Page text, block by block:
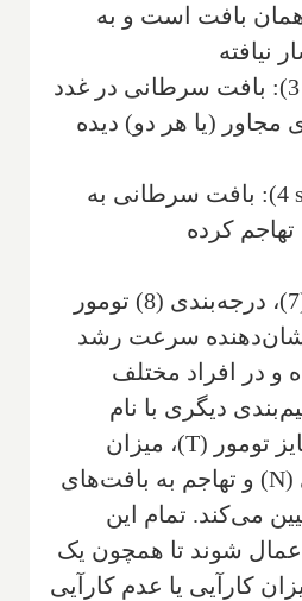
بافت است و به
نیافته
3): بافت سرطانی در غدد
مجاور (یا هر دو) دیده
4): بافت سرطانی به
کرده
بعد از مرحله‌بندی (7)، درجه‌بندی (8) تومور
سرعت رشد
و در افراد مختلف
دیگری با نام
تومور (T)، میزان
(
N) و تهاجم به بافت‌های
می‌کند. تمام این
شوند تا همچون یک
کارآیی یا عدم کارآیی